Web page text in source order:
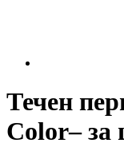
Течен
Color– за